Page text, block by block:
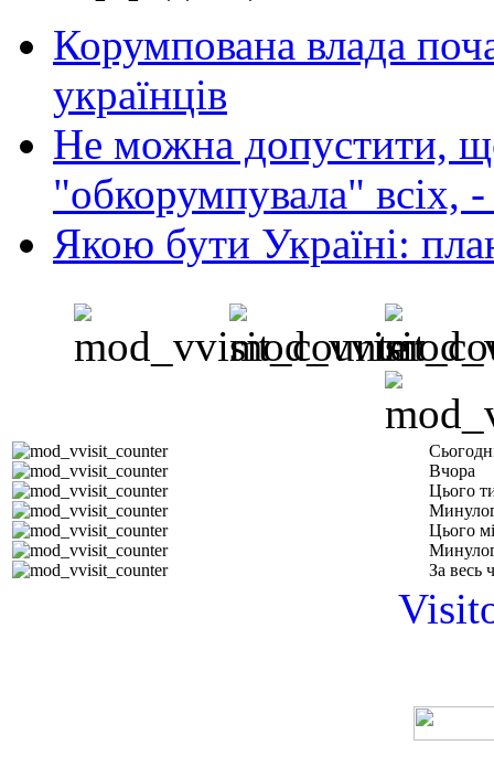
Корумпована влада
українців
Не можна допустити,
"обкорумпувала" всіх,
Якою бути Україні:
Вчора
Цього
Цього
За весь